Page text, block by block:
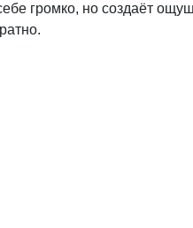
себе громко, но